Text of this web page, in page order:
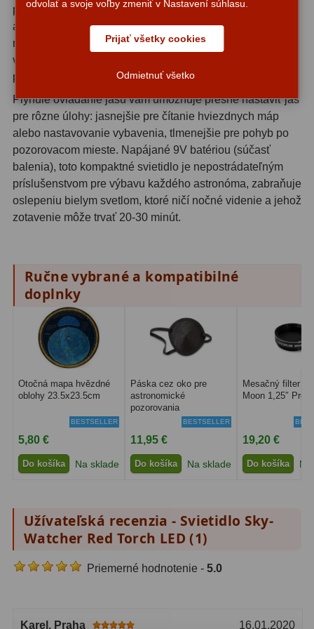
Planetárne7
Farebné66
Astro príslušenstvo175
Redukcia 1,25" a 2"17
Binohlavy 3
Kolimátory22
Svietidlá 5
Púzdra a kufre64
Montáže93
Equatoriálne EQ19
pre zachovanie adaptácie vášho zraku na tmu počas
astronomického pozorovania. Červené svetlo nespúšťa
rovnakú kontrakciu zrenice ako biele svetlo, čo umožňuje
vašim očiam udržať ich adaptáciu na tmu - kritické pre
pozorovanie slabých objektov hlbokého vesmíru.
Plynulé ovládanie jasu vám umožňuje presne nastaviť jas
pre rôzne úlohy: jasnejšie pre čítanie hviezdnych máp
alebo nastavovanie vybavenia, tlmenejšie pre pohyb po
pozorovacom mieste. Napájané 9V batériou (súčasť
balenia), toto kompaktné svietidlo je nepostrádateľným
príslušenstvom pre výbavu každého astronóma, zabraňuje
oslepeniu bielym svetlom, ktoré ničí nočné videnie a jehož
zotavenie môže trvať 20-30 minút.
Ručne vybrané a kompatibilné
doplnky
Otočná mapa hvězdné
oblohy 23.5x23.5cm
BESTSELLER
5,80 €
Do košíka Na sklade
Páska cez oko pre
astronomické
pozorovania
BESTSELLER
11,95 €
Do košíka Na sklade
Mesačný filter
Moon 1,25″
19,20 €
Do košíka
Užívateľská recenzia - Svietidlo Sky-
Watcher Red Torch LED (1)
Priemerné hodnotenie - 5.0
Karel , Praha 16.01.2020
odvolať a svoje voľby zmeniť v Nastavení súhlasu.
Prijať všetky cookies
Odmietnuť všetko